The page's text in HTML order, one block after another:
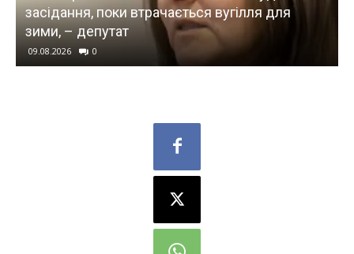
засідання, поки втрачається вугілля для
зими, – депутат
09.08.2026 0